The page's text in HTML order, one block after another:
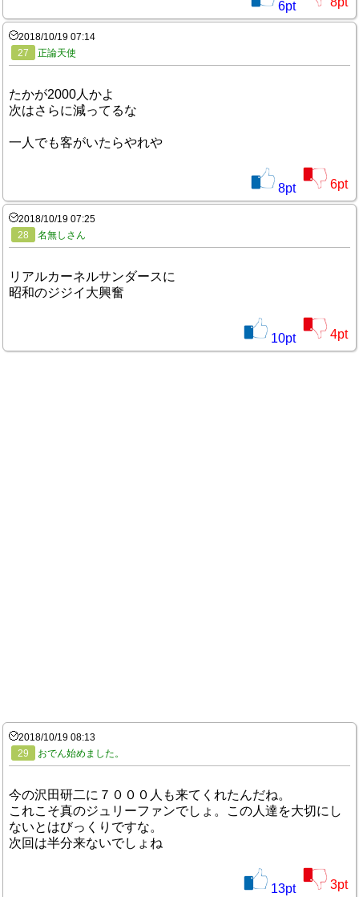
6pt
2018/10/19 07:14
27
正論天使
たかが2000人かよ
次はさらに減ってるな
一人でも客がいたらやれや
8pt 6pt
2018/10/19 07:25
28
名無しさん
リアルカーネルサンダースに
昭和のジジイ大興奮
10pt 4pt
2018/10/19 08:13
29
おでん始めました。
今の沢田研二に７０００人も来てくれたんだね。
これこそ真のジュリーファンでしょ。この人達を大切にし
ないとはびっくりですな。
次回は半分来ないでしょね
13pt 3pt